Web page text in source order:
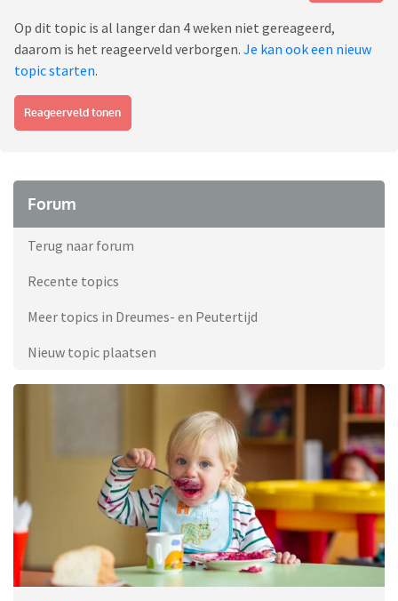
Op dit topic is al langer dan 4 weken niet gereageerd,
daarom is het reageerveld verborgen. Je kan ook een nieuw
topic starten.
Reageerveld tonen
Forum
Terug naar forum
Recente topics
Meer topics in Dreumes- en Peutertijd
Nieuw topic plaatsen